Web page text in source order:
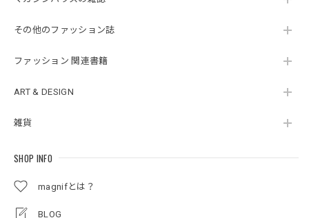
その他のファッション誌
ファッション 関連書籍
ART & DESIGN
雑貨
SHOP INFO
magnifとは？
BLOG